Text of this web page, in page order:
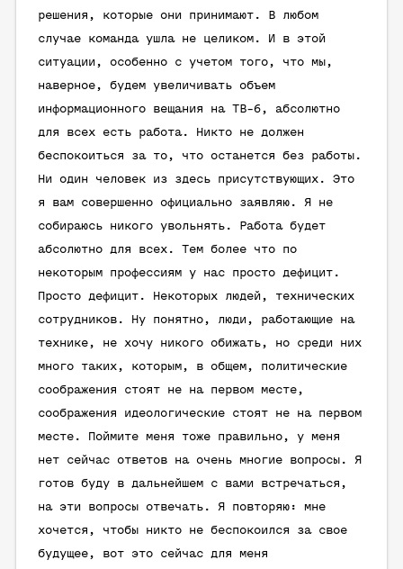
решения, которые они принимают. В любом
случае команда ушла не целиком. И в этой
ситуации, особенно с учетом того, что мы,
наверное, будем увеличивать объем
информационного вещания на ТВ-6, абсолютно
для всех есть работа. Никто не должен
беспокоиться за то, что останется без работы.
Ни один человек из здесь присутствующих. Это
я вам совершенно официально заявляю. Я не
собираюсь никого увольнять. Работа будет
абсолютно для всех. Тем более что по
некоторым профессиям у нас просто дефицит.
Просто дефицит. Некоторых людей, технических
сотрудников. Ну понятно, люди, работающие на
технике, не хочу никого обижать, но среди них
много таких, которым, в общем, политические
соображения стоят не на первом месте,
соображения идеологические стоят не на первом
месте. Поймите меня тоже правильно, у меня
нет сейчас ответов на очень многие вопросы. Я
готов буду в дальнейшем с вами встречаться,
на эти вопросы отвечать. Я повторяю: мне
хочется, чтобы никто не беспокоился за свое
будущее, вот это сейчас для меня